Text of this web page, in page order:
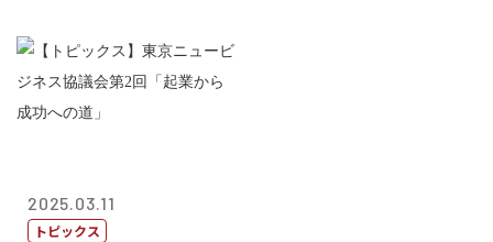
2025.03.11
トピックス